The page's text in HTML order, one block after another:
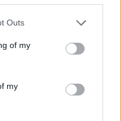
one or more Google
You may click to
its third-party tags to
in below Google
Outs
of my
my